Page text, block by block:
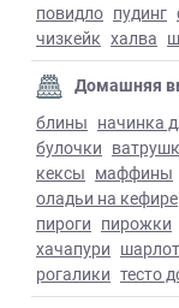
повидло пудинг
чизкейк халва
Домашняя
блины начинка
булочки
кексы маффины
оладьи на кефире
пироги пирожки
хачапури
рогалики тесто